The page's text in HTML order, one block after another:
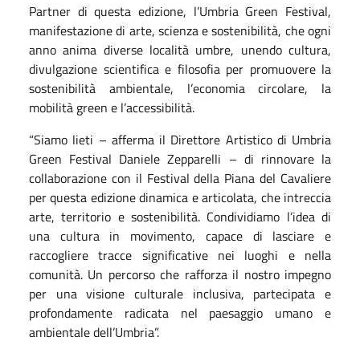
Partner di questa edizione, l’Umbria Green Festival,
manifestazione di arte, scienza e sostenibilità, che ogni
anno anima diverse località umbre, unendo cultura,
divulgazione scientifica e filosofia per promuovere la
sostenibilità ambientale, l’economia circolare, la
mobilità green e l’accessibilità.
“Siamo lieti – afferma il Direttore Artistico di Umbria
Green Festival Daniele Zepparelli – di rinnovare la
collaborazione con il Festival della Piana del Cavaliere
per questa edizione dinamica e articolata, che intreccia
arte, territorio e sostenibilità. Condividiamo l’idea di
una cultura in movimento, capace di lasciare e
raccogliere tracce significative nei luoghi e nella
comunità. Un percorso che rafforza il nostro impegno
per una visione culturale inclusiva, partecipata e
profondamente radicata nel paesaggio umano e
ambientale dell’Umbria”.